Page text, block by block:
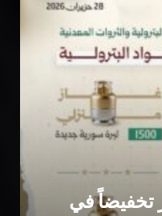
تخفيضاً في